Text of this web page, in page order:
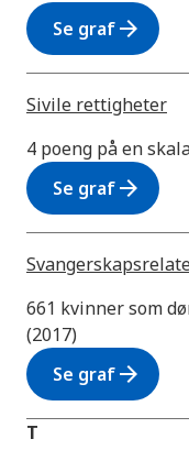
Se grafarrow_forward
Sivile rettigheter
4 poeng på en
Se grafarrow_forward
661 kvinner som
(2017)
Se grafarrow_forward
T